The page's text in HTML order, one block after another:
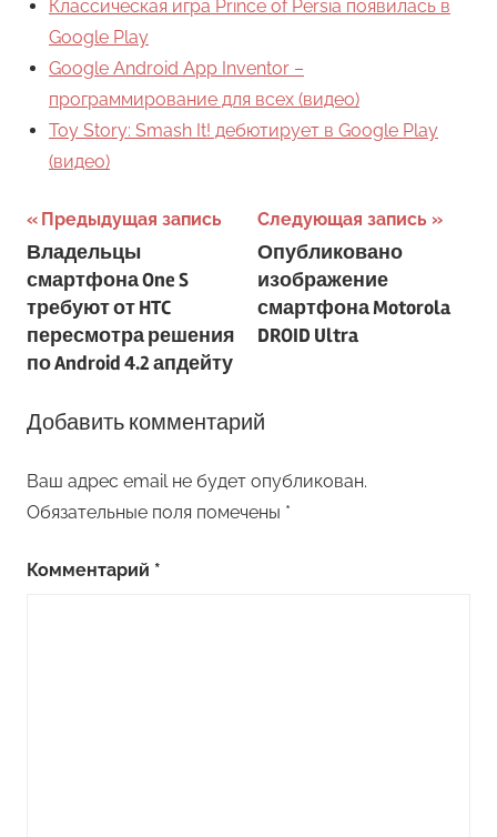
Классическая игра Prince of Persia появилась в
Google Play
Google Android App Inventor –
программирование для всех (видео)
Toy Story: Smash It! дебютирует в Google Play
(видео)
Навигация
по
записям
Предыдущая запись
Владельцы
смартфона One S
требуют от HTC
пересмотра решения
по Android 4.2 апдейту
Следующая запись
Опубликовано
изображение
смартфона Motorola
DROID Ultra
Добавить комментарий
Ваш адрес email не будет опубликован.
Обязательные поля помечены *
Комментарий *